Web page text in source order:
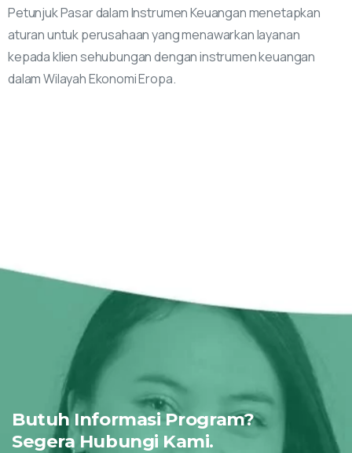
Petunjuk Pasar dalam Instrumen Keuangan menetapkan
aturan untuk perusahaan yang menawarkan layanan
kepada klien sehubungan dengan instrumen keuangan
dalam Wilayah Ekonomi Eropa.
Butuh Informasi Program?
Segera Hubungi Kami.